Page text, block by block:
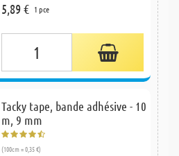
5,89 € 1 pce
Tacky tape, bande adhésive - 10
m, 9 mm
(100cm = 0,35 €)